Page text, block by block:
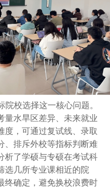
校选择这一核心问题。
量水旱区差异、未来就业
度，可通过复试线、录取
、排斥外校等指标判断难
析了学硕与专硕在考试科
选几所专业课相近的院
终确定，避免换校浪费时